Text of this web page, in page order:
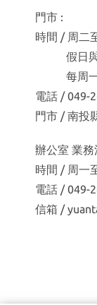
門市 :
時間 / 周二
假日與
每周一
電話 / 049-
門市 / 南投
辦公室 業務
時間 / 周一
電話 / 049-
信箱 /